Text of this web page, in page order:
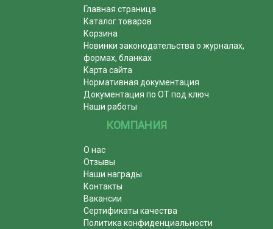
Главная страница
Каталог товаров
Корзина
Новинки законодательства о журналах,
формах, бланках
Карта сайта
Нормативная документация
Документация по ОТ под ключ
Наши работы
КОМПАНИЯ
О нас
Отзывы
Наши награды
Контакты
Вакансии
Сертификаты качества
Политика конфиденциальности